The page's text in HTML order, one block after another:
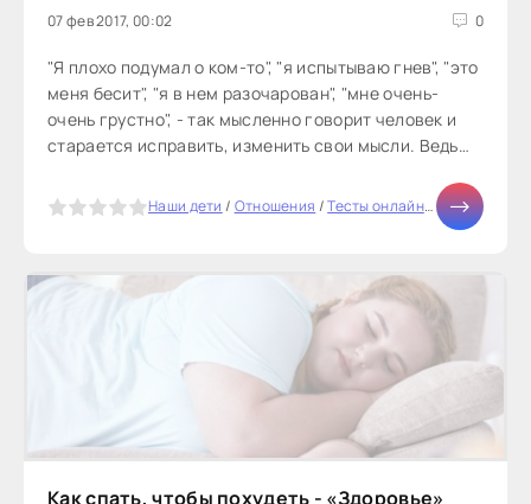
07 фев 2017, 00:02 0
"Я плохо подумал о ком-то", "я испытываю гнев", "это
меня бесит", "я в нем разочарован", "мне очень-
очень грустно", - так мысленно говорит человек и
старается исправить, изменить свои мысли. Ведь
Наши дети / Отношения /Тесты онлайн/Мода/
Как спать, чтобы похудеть - «Здоровье»